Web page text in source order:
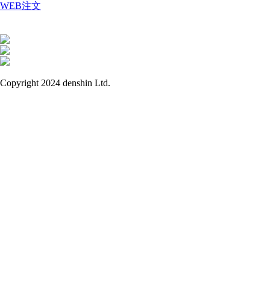
WEB注文
Copyright 2024 denshin Ltd.